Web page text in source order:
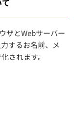
ザとWebサーバー
するお名前、メ
されます。